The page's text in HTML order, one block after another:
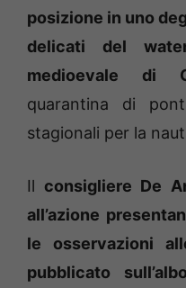
posizione in uno
delicati del
medioevale di
quarantina di
stagionali per la
Il consigliere De
all’azione
le osservazioni
pubblicato